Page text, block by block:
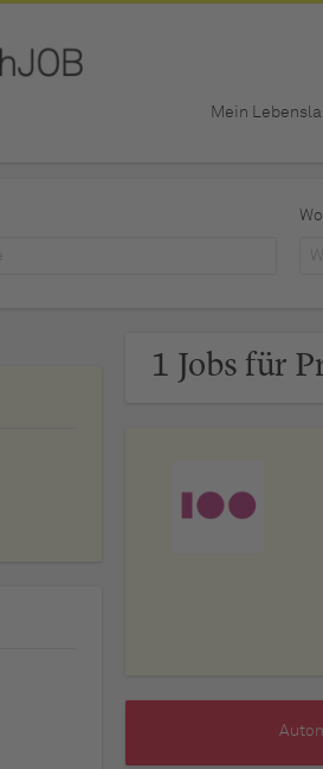
Mein
1 Jobs für